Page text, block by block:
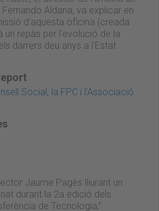
Aldana, va explicar en
d'aquesta oficina (creada
un repàs per l'evolució de la
darrers deu anys a l'Estat
Social, la FPC i l'Associació
Jaume Pagès lliurant un
durant la 2a edició dels
de Tecnologia,”